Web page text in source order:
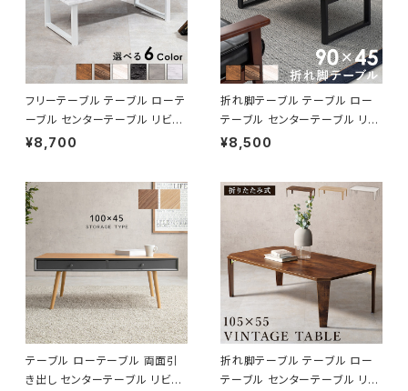
フリーテーブル テーブル ローテ
ーブル センターテーブル リビン
グテーブル 幅90 6色展開
¥8,700
折れ脚テーブル テーブル ロー
テーブル センターテーブル リビ
ングテーブル 幅90 3色展開
¥8,500
テーブル ローテーブル 両面引
き出し センターテーブル リビン
折れ脚テーブル テーブル ロー
テーブル センターテーブル リビ